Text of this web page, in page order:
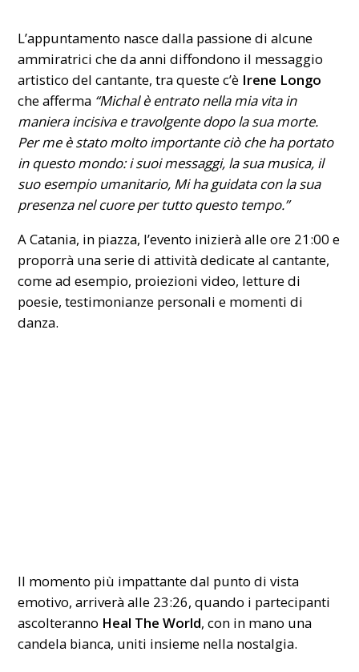
L’appuntamento nasce dalla passione di alcune
ammiratrici che da anni diffondono il messaggio
artistico del cantante, tra queste c’è Irene Longo
che afferma “Michal è entrato nella mia vita in
maniera incisiva e travolgente dopo la sua morte.
Per me è stato molto importante ciò che ha portato
in questo mondo: i suoi messaggi, la sua musica, il
suo esempio umanitario, Mi ha guidata con la sua
presenza nel cuore per tutto questo tempo.”
A Catania, in piazza, l’evento inizierà alle ore 21:00 e
proporrà una serie di attività dedicate al cantante,
come ad esempio, proiezioni video, letture di
poesie, testimonianze personali e momenti di
danza.
Il momento più impattante dal punto di vista
emotivo, arriverà alle 23:26, quando i partecipanti
ascolteranno Heal The World, con in mano una
candela bianca, uniti insieme nella nostalgia.